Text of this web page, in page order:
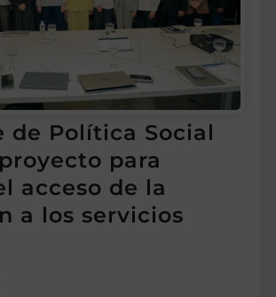
de Política Social
para
acceso de la
a los servicios